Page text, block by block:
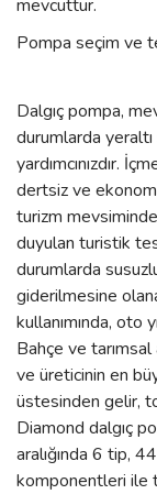
mevcuttur.
Pompa seçim ve
Dalgıç pompa,
durumlarda yeraltı
yardımcınızdır.
dertsiz ve
turizm
duyulan turistik
durumlarda
giderilmesine
kullanımında, oto
Bahçe ve tarımsal
ve üreticinin en
üstesinden gelir,
Diamond dalgıç
aralığında 6 tip,
komponentleri ile